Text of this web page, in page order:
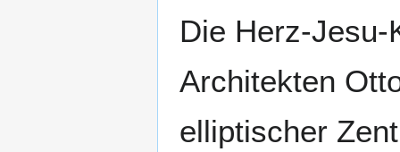
Die Herz-
Architekten
elliptischer